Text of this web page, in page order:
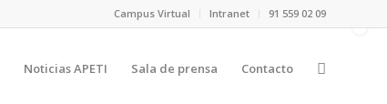
Campus Virtual Intranet 91 559 02 09
Noticias APETI Sala de prensa Contacto